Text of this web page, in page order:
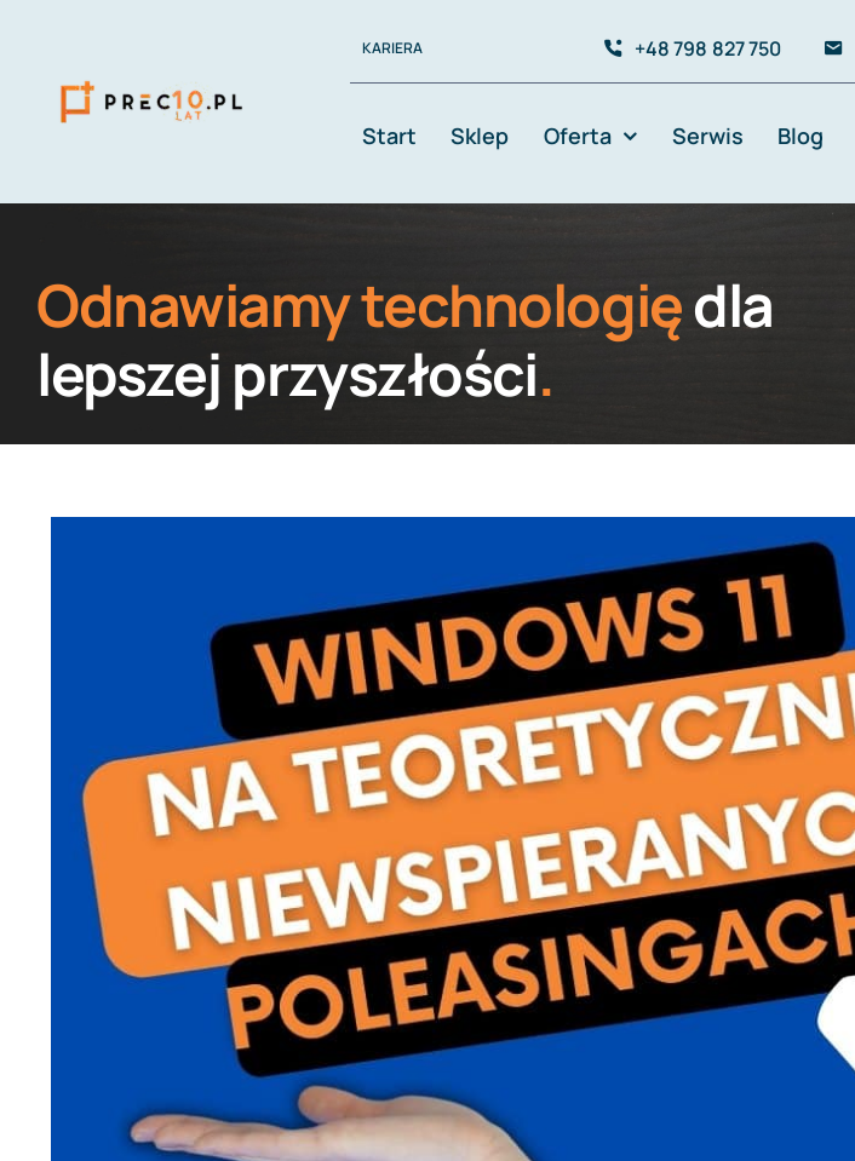
zawartości
KARIERA +48 798 827 750
Start Sklep Oferta Serwis Blog
Odnawiamy technologiędla
lepszej przyszłości.